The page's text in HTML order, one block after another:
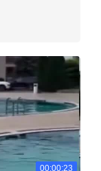
00:00:23